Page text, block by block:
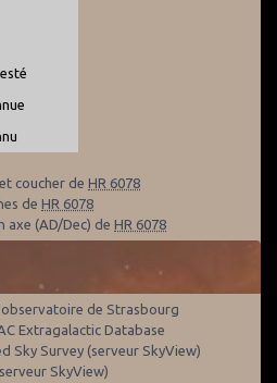
coucher de HR 6078
de HR 6078
axe (AD/Dec) de HR 6078
de Strasbourg
Extragalactic Database
Sky Survey (serveur SkyView)
SkyView)